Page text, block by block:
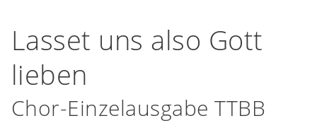
Lasset uns also Gott
lieben
Chor-Einzelausgabe TTBB